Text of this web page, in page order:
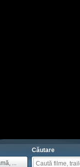
...
Căutare